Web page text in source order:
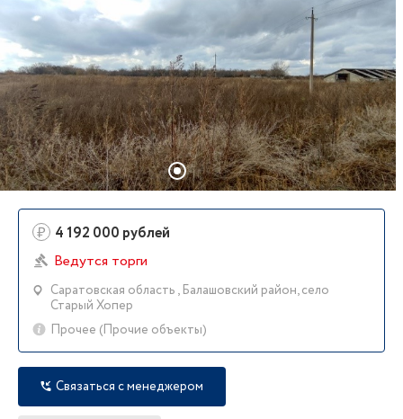
₽ 4 192 000 рублей
Ведутся торги
Саратовская область , Балашовский район, село
Старый Хопер
Прочее (Прочие объекты)
Связаться с менеджером